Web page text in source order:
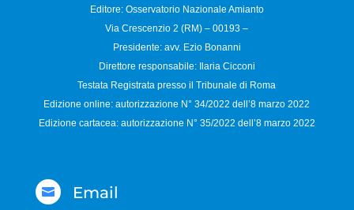
Editore: Osservatorio Nazionale Amianto
Via Crescenzio 2 (RM) – 00193 –
Presidente: avv. Ezio Bonanni
Direttore responsabile:
Ilaria Cicconi
Testata Registrata presso il Tribunale di Roma
Edizione online: autorizzazione N°34/2022 dell’8 marzo 2022
Edizione cartacea: autorizzazione N° 35/2022 dell’8 marzo 2022
 Email